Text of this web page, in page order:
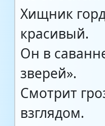
Хищник
красивый.
Он в
зверей».
Смотрит
взглядом.